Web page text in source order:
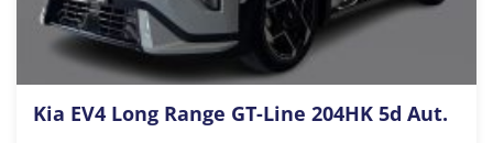
Kia EV4 Long Range GT-Line 204HK 5d Aut.